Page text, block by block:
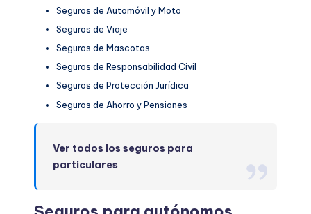
Seguros de Automóvil y Moto
Seguros de Viaje
Seguros de Mascotas
Seguros de Responsabilidad Civil
Seguros de Protección Jurídica
Seguros de Ahorro y Pensiones
Ver todos los seguros para
particulares